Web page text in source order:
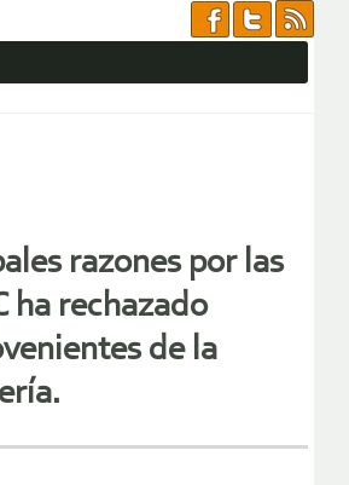
razones por las
ha rechazado
de la